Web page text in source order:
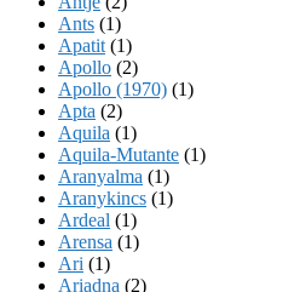
Ants (1)
Apatit (1)
Apollo (2)
Apollo (1970) (1)
Apta (2)
Aquila (1)
Aquila-Mutante (1)
Aranyalma (1)
Aranykincs (1)
Ardeal (1)
Arensa (1)
Ari (1)
Ariadna (2)